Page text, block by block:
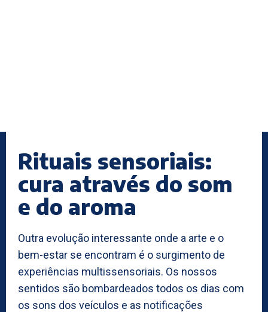
Rituais sensoriais:
cura através do som
e do aroma
Outra evolução interessante onde a arte e o
bem-estar se encontram é o surgimento de
experiências multissensoriais. Os nossos
sentidos são bombardeados todos os dias com
os sons dos veículos e as notificações